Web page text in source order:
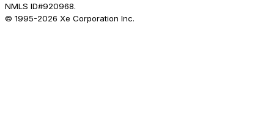
NMLS ID#920968.
© 1995-2026 Xe Corporation Inc.